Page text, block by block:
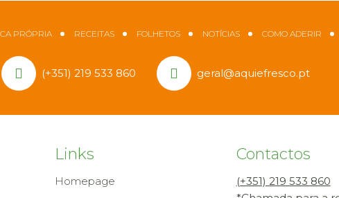
PRÓPRIA RECEITAS FOLHETOS NOTÍCIAS COMO ADERIR
(+351) 219 533 860 geral@aquiefresco.pt
Links
Homepage
Contactos
(+351) 219 533 860